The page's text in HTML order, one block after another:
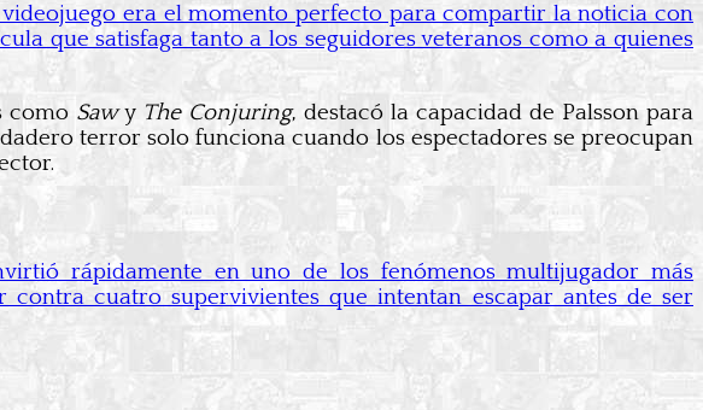
era el momento perfecto para compartir la noticia con
que satisfaga tanto a los seguidores veteranos como a quienes
como Sawy The Conjuring, destacó la capacidad de Palsson para
terror solo funciona cuando los espectadores se preocupan
rápidamente en uno de los fenómenos multijugador más
cuatro supervivientes que intentan escapar antes de ser